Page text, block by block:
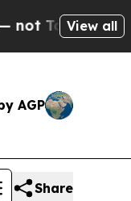
— the
View all
AGP
Share